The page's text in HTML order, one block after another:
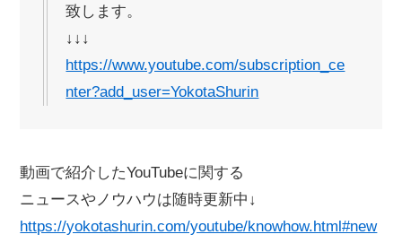
致します。
↓↓↓
https://www.youtube.com/subscription_ce
nter?add_user=YokotaShurin
動画で紹介したYouTubeに関する
ニュースやノウハウは随時更新中↓
https://yokotashurin.com/youtube/knowhow.html#new